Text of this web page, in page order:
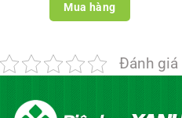
Mua hàng
Đánh giá